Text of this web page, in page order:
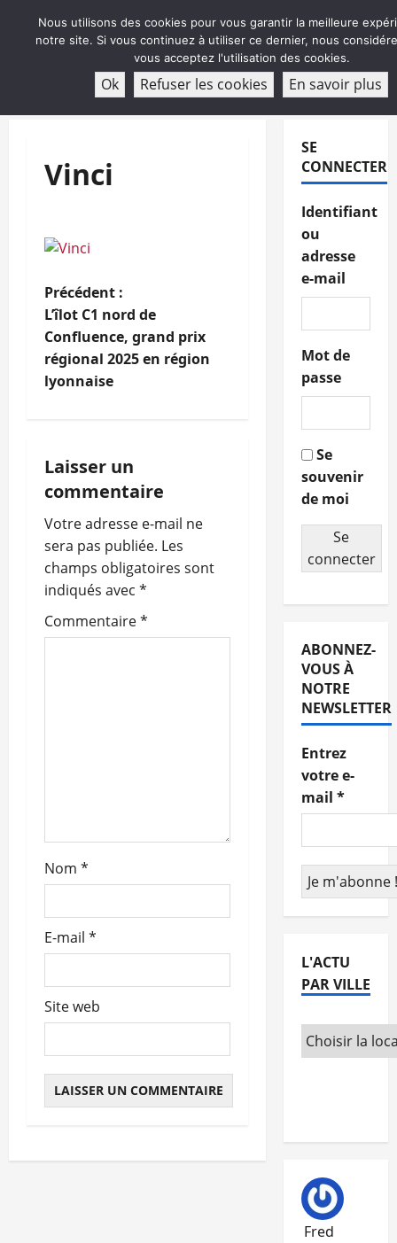
ABONNEMENT
Vinci
N
a
v
a
t
i
o
n
i
c
l
Précédent :
L’îlot C1 nord de
Confluence, grand prix
régional 2025 en région
lyonnaise
Laisser un
commentaire
Votre adresse e-mail ne
sera pas publiée. Les
champs obligatoires sont
indiqués avec *
Commentaire*
Nom *
E-mail *
Site web
SE
CONNECTER
Identifiant
ou
adresse
e-mail
Mot de
passe
Se
souvenir
de moi
Se
connecter
ABONNEZ-
VOUS À
NOTRE
NEWSLETTER
Entrez
votre e-
mail *
L'ACTU
PAR VILLE
Fred
Nous utilisons des cookies pour vous garantir la meilleure
notre site. Si vous continuez à utiliser ce dernier, nous
vous acceptez l'utilisation des cookies.
Ok Refuser les cookies En savoir plus